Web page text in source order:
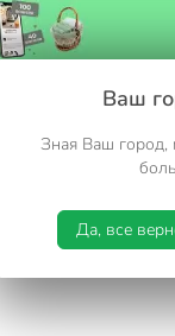
Ваш
Зная Ваш город,
Да, все
САД И ОГОРОД